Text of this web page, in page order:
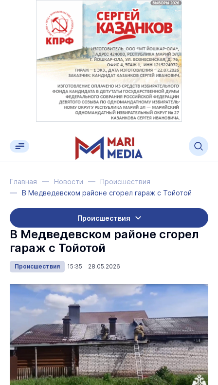
Главная Новости
Происшествия
В Медведевском районе сгорел гараж с Тойотой
Происшествия
В Медведевском районе сгорел
гараж с Тойотой
Происшествия 15:35 28.05.2026